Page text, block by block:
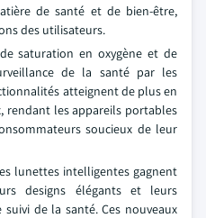
de santé et de bien-être,
des utilisateurs.
de saturation en oxygène et de
de la santé par les
atteignent de plus en
rendant les appareils portables
soucieux de leur
lunettes intelligentes gagnent
designs élégants et leurs
de la santé. Ces nouveaux